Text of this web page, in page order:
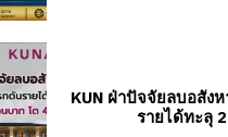
KUN ฝ่าปัจจัยลบอสัง
รายได้ทะลุ